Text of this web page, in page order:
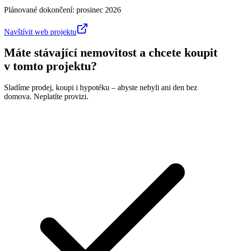
Plánované dokončení: prosinec 2026
Navštívit web projektu
Máte stávající nemovitost a chcete koupit
v tomto projektu?
Sladíme prodej, koupi i hypotéku – abyste nebyli ani den bez
domova. Neplatíte provizi.